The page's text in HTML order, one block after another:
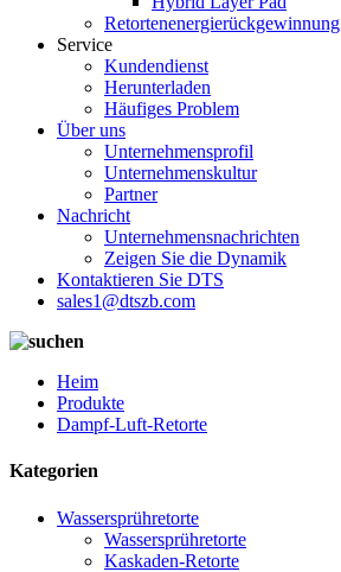
Retortenenergierückgewinnung
Service
Kundendienst
Herunterladen
Häufiges Problem
Über uns
Unternehmensprofil
Unternehmenskultur
Partner
Nachricht
Unternehmensnachrichten
Zeigen Sie die Dynamik
Kontaktieren Sie DTS
sales1@dtszb.com
Heim
Produkte
Dampf-Luft-Retorte
Kategorien
Wassersprühretorte
Wassersprühretorte
Kaskaden-Retorte